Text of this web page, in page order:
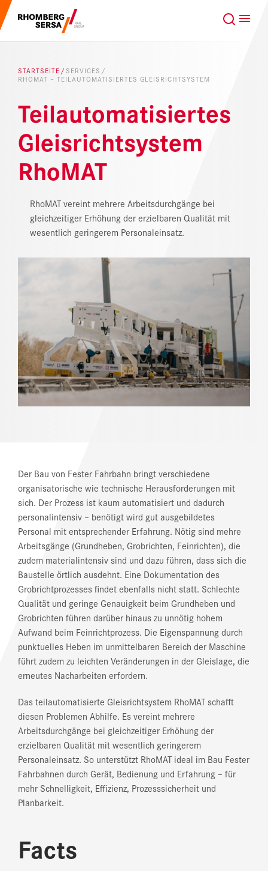
DOWNLOAD CENTER
ONLINE MAGAZIN
Projektgeschäft
Leistungen & Produkte
Karriere
Über uns
GLOBAL
Suchempfehlungen
Nachhaltigkeit
Digital Rail Services
STARTSEITE SERVICES
RHOMAT – TEILAUTOMATISIERTES GLEISRICHTSYSTEM
Teilautomatisiertes
Gleisrichtsystem
RhoMAT
RhoMAT vereint mehrere Arbeitsdurchgänge bei
gleichzeitiger Erhöhung der erzielbaren Qualität mit
wesentlich geringerem Personaleinsatz.
Der Bau von Fester Fahrbahn bringt verschiedene
organisatorische wie technische Herausforderungen mit
sich. Der Prozess ist kaum automatisiert und dadurch
personalintensiv – benötigt wird gut ausgebildetes
Personal mit entsprechender Erfahrung. Nötig sind mehre
Arbeitsgänge (Grundheben, Grobrichten, Feinrichten), die
zudem materialintensiv sind und dazu führen, dass sich die
Baustelle örtlich ausdehnt. Eine Dokumentation des
Grobrichtprozesses findet ebenfalls nicht statt. Schlechte
Qualität und geringe Genauigkeit beim Grundheben und
Grobrichten führen darüber hinaus zu unnötig hohem
Aufwand beim Feinrichtprozess. Die Eigenspannung durch
punktuelles Heben im unmittelbaren Bereich der Maschine
führt zudem zu leichten Veränderungen in der Gleislage, die
erneutes Nacharbeiten erfordern.
Das teilautomatisierte Gleisrichtsystem RhoMAT schafft
diesen Problemen Abhilfe. Es vereint mehrere
Arbeitsdurchgänge bei gleichzeitiger Erhöhung der
erzielbaren Qualität mit wesentlich geringerem
Personaleinsatz. So unterstützt RhoMAT ideal im Bau Fester
Fahrbahnen durch Gerät, Bedienung und Erfahrung – für
mehr Schnelligkeit, Effizienz, Prozesssicherheit und
Planbarkeit.
Facts